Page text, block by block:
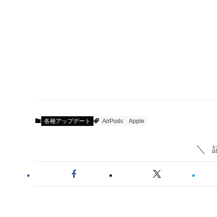
各種アップデート AirPods Apple